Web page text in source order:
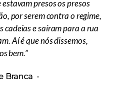
presos os presos
por serem contra o regime,
cadeias e saíram para a rua
Aí é que nós dissemos,
bem.”
Branca